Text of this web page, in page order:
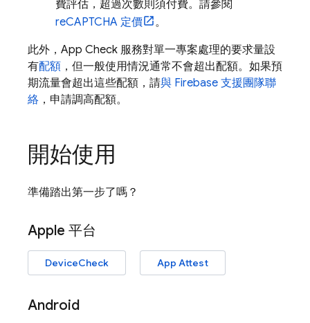
費評估，超過次數則須付費。請參閱
reCAPTCHA 定價
。
此外， App Check 服務對單一專案處理的要求量設
有配額 ，但一般使用情況通常不會超出配額。如果預
期流量會超出這些配額，請與 Firebase 支援團隊聯
絡 ，申請調高配額。
開始使用
準備踏出第一步了嗎？
Apple 平台
DeviceCheck App Attest
Android